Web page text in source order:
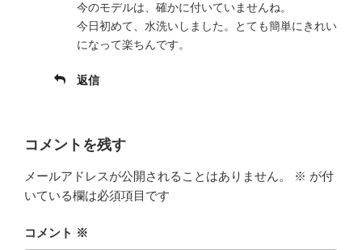
今のモデルは、確かに付いていませんね。
今日初めて、水洗いしました。とても簡単にきれい
になって楽ちんです。
返信
コメントを残す
メールアドレスが公開されることはありません。 ※ が付
いている欄は必須項目です
コメント ※